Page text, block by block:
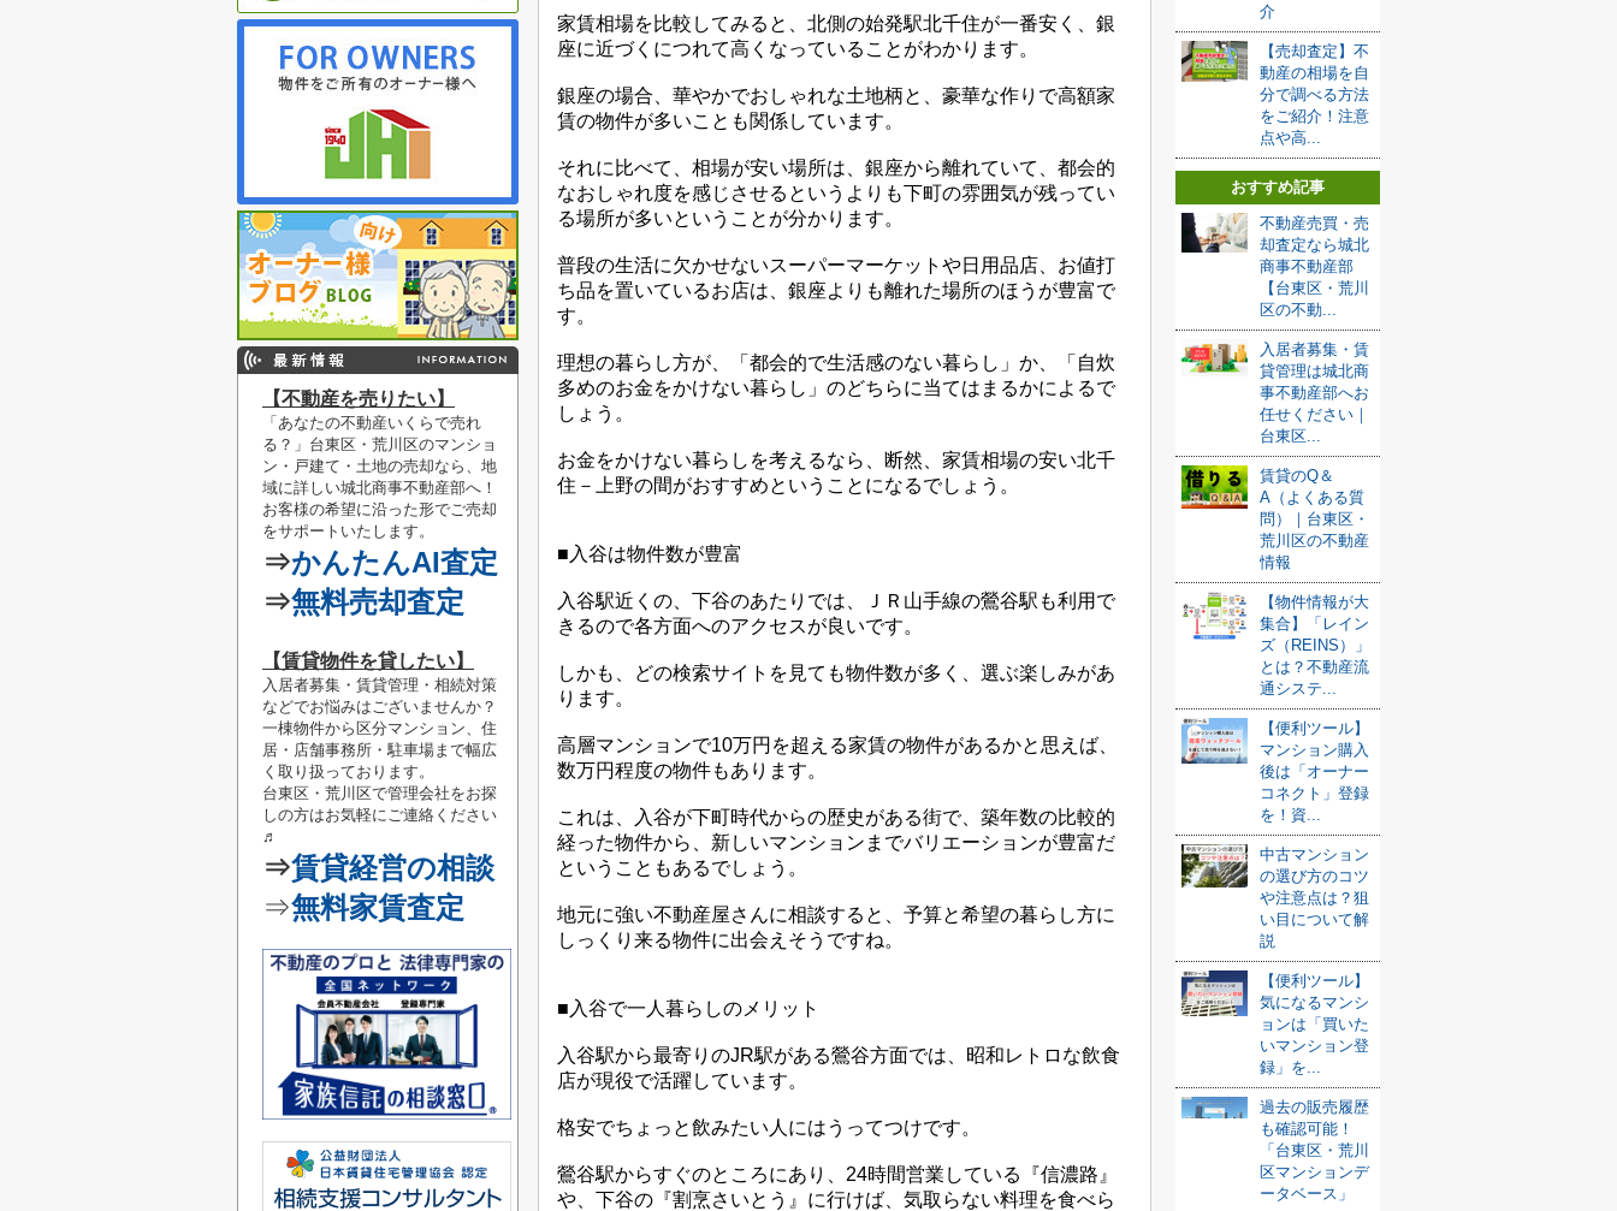
家賃相場を比較してみると、北側の始発駅北千住が一番安く、銀
座に近づくにつれて高くなっていることがわかります。
銀座の場合、華やかでおしゃれな土地柄と、豪華な作りで高額家
賃の物件が多いことも関係しています。
それに比べて、相場が安い場所は、銀座から離れていて、都会的
なおしゃれ度を感じさせるというよりも下町の雰囲気が残ってい
る場所が多いということが分かります。
普段の生活に欠かせないスーパーマーケットや日用品店、お値打
ち品を置いているお店は、銀座よりも離れた場所のほうが豊富で
す。
理想の暮らし方が、「都会的で生活感のない暮らし」か、「自炊
多めのお金をかけない暮らし」のどちらに当てはまるかによるで
しょう。
お金をかけない暮らしを考えるなら、断然、家賃相場の安い北千
住－上野の間がおすすめということになるでしょう。
■入谷は物件数が豊富
入谷駅近くの、下谷のあたりでは、ＪＲ山手線の鶯谷駅も利用で
きるので各方面へのアクセスが良いです。
しかも、どの検索サイトを見ても物件数が多く、選ぶ楽しみがあ
ります。
高層マンションで10万円を超える家賃の物件があるかと思えば、
数万円程度の物件もあります。
これは、入谷が下町時代からの歴史がある街で、築年数の比較的
経った物件から、新しいマンションまでバリエーションが豊富だ
ということもあるでしょう。
地元に強い不動産屋さんに相談すると、予算と希望の暮らし方に
しっくり来る物件に出会えそうですね。
■入谷で一人暮らしのメリット
入谷駅から最寄りのJR駅がある鶯谷方面では、昭和レトロな飲食
店が現役で活躍しています。
格安でちょっと飲みたい人にはうってつけです。
鶯谷駅からすぐのところにあり、24時間営業している『信濃路』
や、下谷の『割烹さいとう』に行けば、気取らない料理を食べら
介
【売却査定】不
動産の相場を自
分で調べる方法
をご紹介！注意
点や高...
おすすめ記事
不動産売買・売
却査定なら城北
商事不動産部
【台東区・荒川
区の不動...
入居者募集・賃
貸管理は城北商
事不動産部へお
任せください｜
台東区...
賃貸のQ＆
A（よくある質
問）｜台東区・
荒川区の不動産
情報
【物件情報が大
集合】「レイン
ズ（REINS）」
とは？不動産流
通システ...
【便利ツール】
マンション購入
後は「オーナー
コネクト」登録
を！資...
中古マンション
の選び方のコツ
や注意点は？狙
い目について解
説
【便利ツール】
気になるマンシ
ョンは「買いた
いマンション登
録」を...
過去の販売履歴
も確認可能！
「台東区・荒川
区マンションデ
ータベース」
【不動産を売りたい】
「あなたの不動産いくらで売れ
る？」 台東区・荒川区のマンショ
ン・戸建て・土地の売却なら、地
域に詳しい城北商事不動産部へ！
お客様の希望に沿った形でご売却
をサポートいたします。
⇒かんたんAI査定
⇒無料売却査定
【賃貸物件を貸したい】
入居者募集・賃貸管理・相続対策
などでお悩みはございませんか？
一棟物件から区分マンション、住
居・店舗事務所・駐車場まで幅広
く取り扱っております。
台東区・荒川区で管理会社をお探
しの方はお気軽にご連絡 ください
♬
⇒賃貸経営の相談
⇒無料家賃査定